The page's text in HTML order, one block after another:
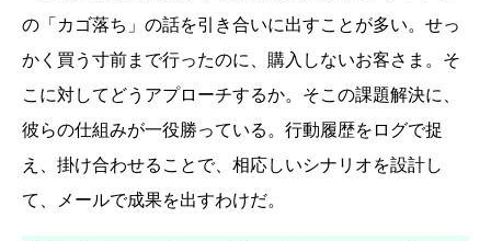
の「カゴ落ち」の話を引き合いに出すことが多い。せっ
かく買う寸前まで行ったのに、購入しないお客さま。そ
こに対してどうアプローチするか。そこの課題解決に、
彼らの仕組みが一役勝っている。行動履歴をログで捉
え、掛け合わせることで、相応しいシナリオを設計し
て、メールで成果を出すわけだ。